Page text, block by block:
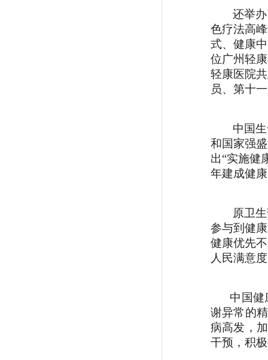
还举
色疗法高
式、 健康
位广州轻
轻康医院
员、第十
中国
和国家强
出“实施健
年建成健
原卫
参与到健
健康优先
人民满意
中国健
谢异常的
病高发，
干预，积